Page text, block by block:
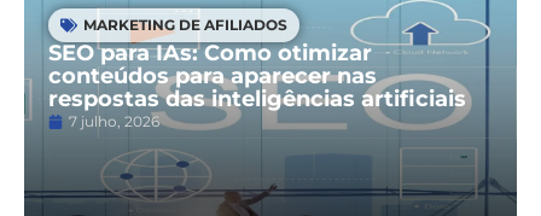
MARKETING DE AFILIADOS
SEO para IAs: Como otimizar
conteúdos para aparecer nas
respostas das inteligências artificiais
7 julho, 2026